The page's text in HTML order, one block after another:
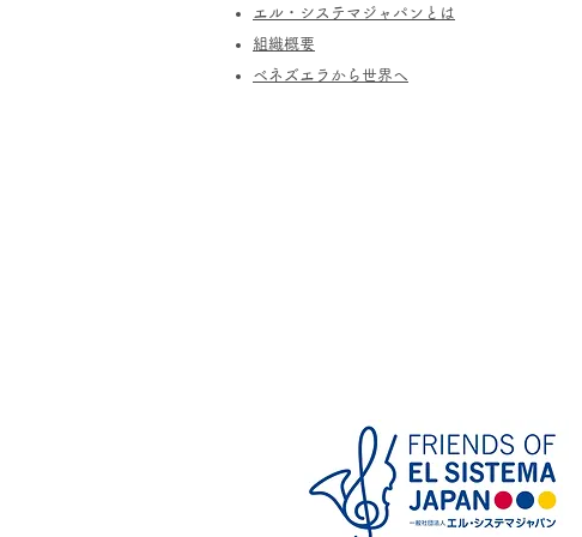
エル・システマジャパンとは
​組織概要
​ベネズエラから世界へ